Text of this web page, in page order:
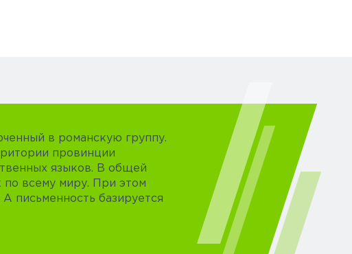
в романскую группу.
провинции
языков. В общей
всему миру. При этом
письменность базируется